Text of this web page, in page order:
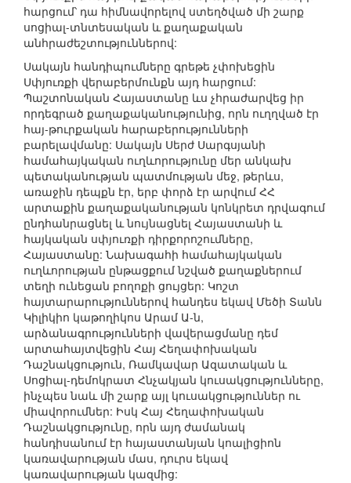
հարցում՝ դա հիմնավորելով ստեղծված մի շարք
սոցիալ-տնտեսական և քաղաքական
անհրաժեշտություններով:
Սակայն հանդիպումները գրեթե չփոխեցին
Սփյուռքի վերաբերմունքն այդ հարցում:
Պաշտոնական Հայաստանը ևս չհրաժարվեց իր
որդեգրած քաղաքականությունից, որն ուղղված էր
հայ-թուրքական հարաբերությունների
բարելավմանը: Սակայն Սերժ Սարգսյանի
համահայկական ուղևորությունը մեր անկախ
պետականության պատմության մեջ, թերևս,
առաջին դեպքն էր, երբ փորձ էր արվում ՀՀ
արտաքին քաղաքականության կոնկրետ դրվագում
ընդհանրացնել և նույնացնել Հայաստանի և
հայկական սփյուռքի դիրքորոշումները,
Հայաստանը: Նախագահի համահայկական
ուղևորության ընթացքում նշված քաղաքներում
տեղի ունեցան բողոքի ցույցեր: Կոշտ
հայտարարություններով հանդես եկավ Մեծի Տանն
Կիլիկիո կաթողիկոս Արամ Ա-ն,
արձանագրությունների վավերացմանը դեմ
արտահայտվեցին Հայ Հեղափոխական
Դաշնակցություն, Ռամկավար Ազատական և
Սոցիալ-դեմոկրատ Հնչակյան կուսակցությունները,
ինչպես նաև մի շարք այլ կուսակցություններ ու
միավորումներ: Իսկ Հայ Հեղափոխական
Դաշնակցությունը, որն այդ ժամանակ
հանդիսանում էր հայաստանյան կոալիցիոն
կառավարության մաս, դուրս եկավ
կառավարության կազմից: